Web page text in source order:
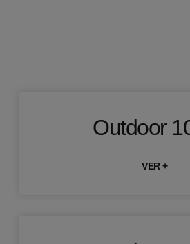
Outdoor
VER +